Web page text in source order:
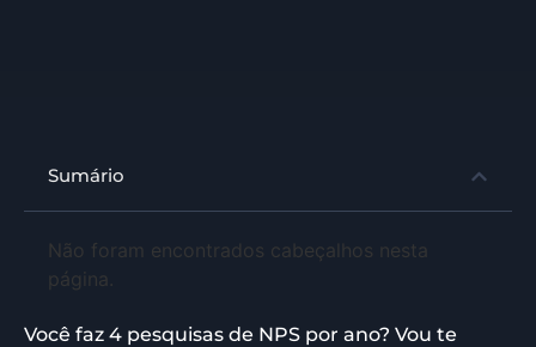
Sumário
Não foram encontrados cabeçalhos nesta
página.
Você faz 4 pesquisas de NPS por ano? Vou te